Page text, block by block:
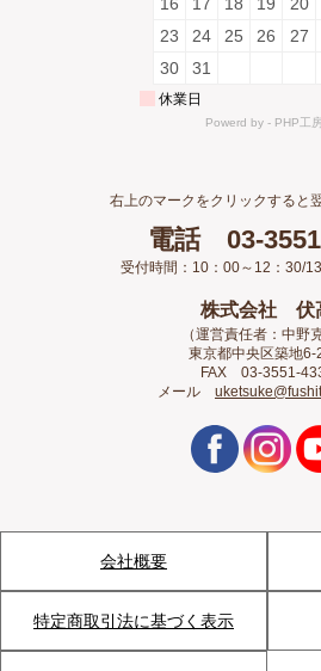
右上のマークをクリックすると
電話 03-
受付時間：10：00～12：30/
株式会社 伏
（運営責任者：中野
東京都中央区築地6-
FAX 03-3551-
メール
会社概要
特定商取引法に基づく表示